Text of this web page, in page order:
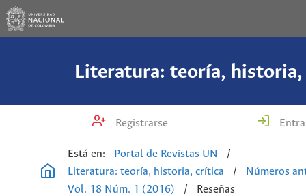
Literatura: teoría,
Registrarse
Está en: Portal de Revistas UN
/
Literatura: teoría, historia, crítica
/
Números
Vol. 18 Núm. 1 (2016)
/ Reseñas